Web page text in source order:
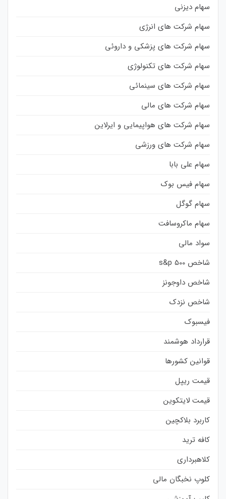
سهام دیزنی
سهام شرکت های انرژی
سهام شرکت های پزشکی و داروئی
سهام شرکت های تکنولوژی
سهام شرکت های سینمائی
سهام شرکت های مالی
سهام شرکت های هواپیمایی و ایرلاین
سهام شرکت های ورزشی
سهام علی بابا
سهام فیس بوک
سهام گوگل
سهام ماکروسافت
سواد مالی
شاخص s&p 500
شاخص داوجونز
شاخص نزدک
فیسبوک
قرارداد هوشمند
قوانین کشورها
قیمت ریپل
قیمت لایتکوین
کاربرد بلاکچین
کافه ترید
کلاهبرداری
کلوپ نخبگان مالی